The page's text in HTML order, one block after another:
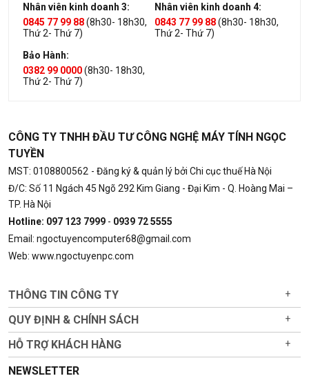
Nhân viên kinh doanh 3:
0845 77 99 88(8h30- 18h30,
Thứ 2- Thứ 7)
Nhân viên kinh doanh 4:
0843 77 99 88(8h30- 18h30,
Thứ 2- Thứ 7)
Bảo Hành:
0382 99 0000(8h30- 18h30,
Thứ 2- Thứ 7)
CÔNG TY TNHH ĐẦU TƯ CÔNG NGHỆ MÁY TÍNH NGỌC
TUYỀN
MST: 0108800562 - Đăng ký & quản lý bởi Chi cục thuế Hà Nội
Đ/C: Số 11 Ngách 45 Ngõ 292 Kim Giang - Đại Kim - Q. Hoàng Mai –
TP. Hà Nội
Hotline: 097 123 7999 - 0939 72 5555
Email: ngoctuyencomputer68@gmail.com
Web: www.ngoctuyenpc.com
THÔNG TIN CÔNG TY +
QUY ĐỊNH & CHÍNH SÁCH +
HỖ TRỢ KHÁCH HÀNG +
NEWSLETTER